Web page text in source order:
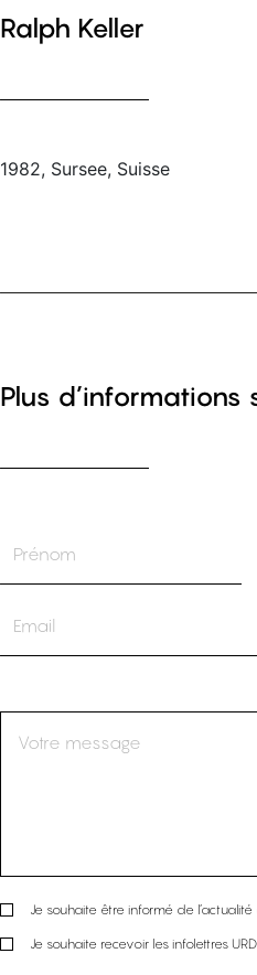
Ralph Keller
1982, Sursee, Suisse
Plus
Je souhaite être informé de
Je souhaite recevoir les infolettres